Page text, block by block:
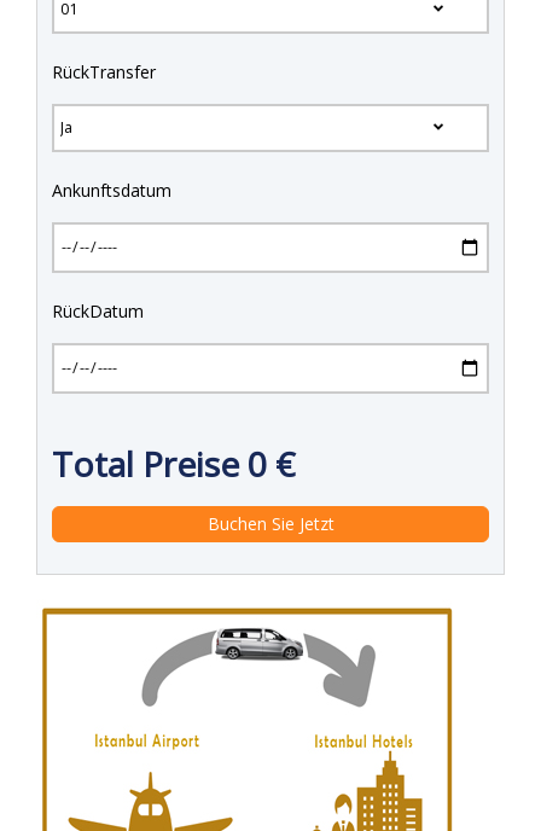
RückTransfer
Ankunftsdatum
RückDatum
Total Preise0 €